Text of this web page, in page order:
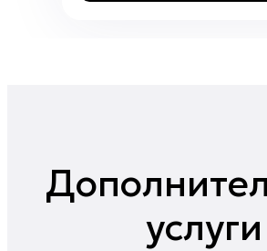
услуги